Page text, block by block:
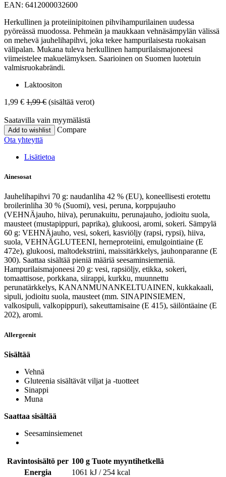
EAN: 6412000032600
Herkullinen ja proteiinipitoinen pihvihampurilainen uudessa
pyöreässä muodossa. Pehmeän ja maukkaan vehnäsämpylän välissä
on mehevä jauhelihapihvi, joka tekee hampurilaisesta ruokaisan
välipalan. Mukana tuleva herkullinen hampurilaismajoneesi
viimeistelee makuelämyksen. Saarioinen on Suomen luotetuin
valmisruokabrändi.
Laktoositon
1,99 € 1,99€ (sisältää verot)
Saatavilla vain myymälästä
Add to wishlist
Compare
Ota yhteyttä
Lisätietoa
Ainesosat
Jauhelihapihvi 70 g: naudanliha 42 % (EU), koneellisesti erotettu
broilerinliha 30 % (Suomi), vesi, peruna, korppujauho
(VEHNÄjauho, hiiva), perunakuitu, perunajauho, jodioitu suola,
mausteet (mustapippuri, paprika), glukoosi, aromi, sokeri. Sämpylä
60 g: VEHNÄjauho, vesi, sokeri, kasviöljy (rapsi, rypsi), hiiva,
suola, VEHNÄGLUTEENI, herneproteiini, emulgointiaine (E
472e), glukoosi, maltodekstriini, maissitärkkelys, jauhonparanne (E
300). Saattaa sisältää pieniä määriä seesaminsiemeniä.
Hampurilaismajoneesi 20 g: vesi, rapsiöljy, etikka, sokeri,
tomaattisose, porkkana, siirappi, kurkku, muunnettu
perunatärkkelys, KANANMUNANKELTUAINEN, kukkakaali,
sipuli, jodioitu suola, mausteet (mm. SINAPINSIEMEN,
valkosipuli, valkopippuri), sakeuttamisaine (E 415), säilöntäaine (E
202), aromi.
Allergeenit
Sisältää
Vehnä
Gluteenia sisältävät viljat ja -tuotteet
Sinappi
Muna
Saattaa sisältää
Seesaminsiemenet
Ravintosisältö per 100 g Tuote myyntihetkellä
Energia
1061 kJ / 254 kcal